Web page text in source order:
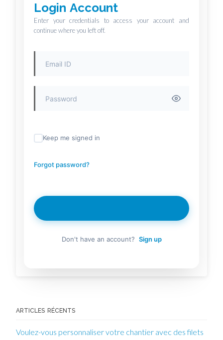
Login Account
Enter your credentials to access your account and
continue where you left off.
Keep me signed in
Forgot password?
Don't have an account? Sign up
ARTICLES RÉCENTS
Voulez-vous personnaliser votre chantier avec des filets